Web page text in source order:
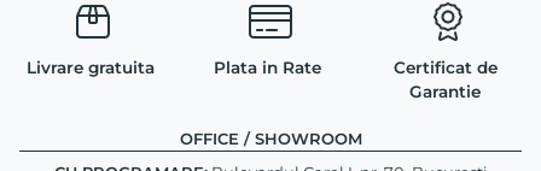
Livrare gratuita Plata in Rate
Certificat de
Garantie
OFFICE / SHOWROOM